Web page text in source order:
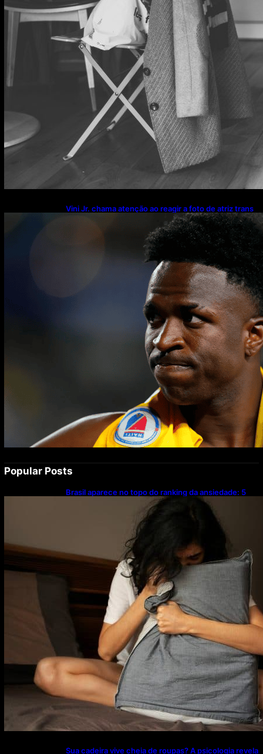
Vini Jr. chama atenção ao reagir a foto de atriz trans
enquanto namora Virginia
Popular Posts
Brasil aparece no topo do ranking da ansiedade: 5
hábitos simples podem ajudar a evitar o problema
Sua cadeira vive cheia de roupas? A psicologia revela